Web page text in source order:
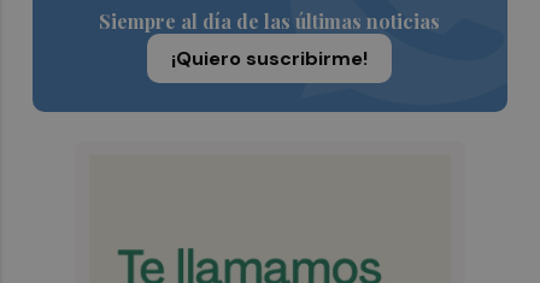
Siempre al día de las últimas noticias
¡Quiero suscribirme!